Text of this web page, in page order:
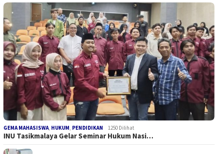
GEMA MAHASISWA HUKUM PENDIDIKAN 1250 Dilihat
INU Tasikmalaya Gelar Seminar Hukum Nasi…